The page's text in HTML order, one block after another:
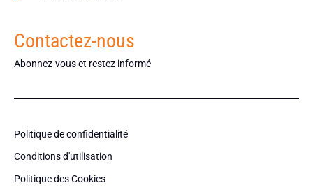
Contactez-nous
Abonnez-vous et restez informé
Politique de confidentialité
Conditions d'utilisation
Politique des Cookies